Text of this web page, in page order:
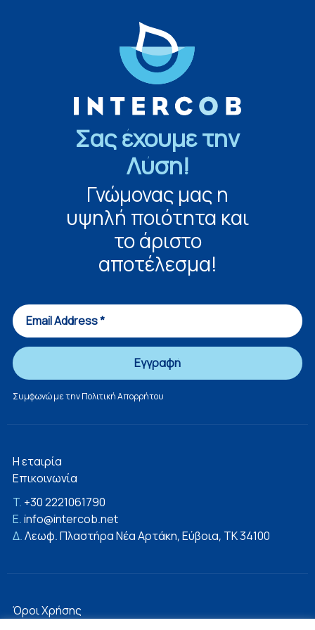
Σας έχουμε την
Λύση!
Γνώμονας μας η
υψηλή ποιότητα και
το άριστο
αποτέλεσμα!
Συμφωνώ με τηνΠολιτική Απορρήτου
Η εταιρία
Επικοινωνία
T. +30 2221061790
E.info@intercob.net
Δ.Λεωφ. Πλαστήρα Νέα Αρτάκη, Εύβοια, ΤΚ 34100
Όροι Χρήσης